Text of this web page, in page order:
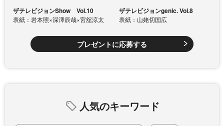
ザテレビジョンShow Vol.10
表紙：岩本照×深澤辰哉×宮舘涼太
ザテレビジョンgenic. Vol.8
表紙：山姥切国広
プレゼントに応募する
人気のキーワード